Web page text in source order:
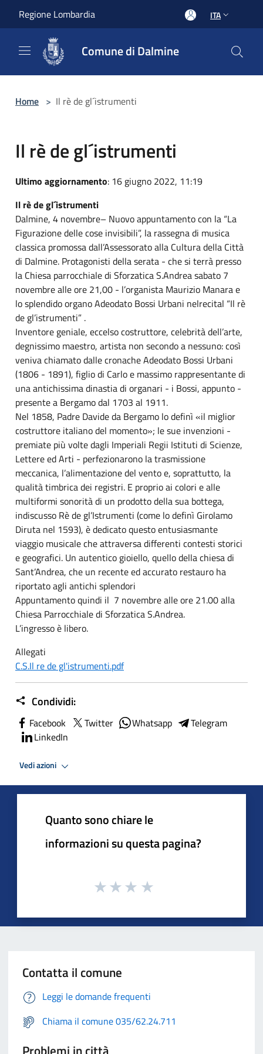
Regione Lombardia ITA
Comune di Dalmine
Home > Il rè de gl´istrumenti
Il rè de gl´istrumenti
Ultimo aggiornamento: 16 giugno 2022, 11:19
Il rè de gl´istrumenti
Dalmine, 4 novembre– Nuovo appuntamento con la “La
Figurazione delle cose invisibili”, la rassegna di musica
classica promossa dall’Assessorato alla Cultura della Città
di Dalmine. Protagonisti della serata - che si terrà presso
la Chiesa parrocchiale di Sforzatica S.Andrea sabato 7
novembre alle ore 21,00 - l’organista Maurizio Manara e
lo splendido organo Adeodato Bossi Urbani nelrecital “Il rè
de gl’istrumenti” .
Inventore geniale, eccelso costruttore, celebrità dell’arte,
degnissimo maestro, artista non secondo a nessuno: così
veniva chiamato dalle cronache Adeodato Bossi Urbani
(1806 - 1891), figlio di Carlo e massimo rappresentante di
una antichissima dinastia di organari - i Bossi, appunto -
presente a Bergamo dal 1703 al 1911.
Nel 1858, Padre Davide da Bergamo lo definì «il miglior
costruttore italiano del momento»; le sue invenzioni -
premiate più volte dagli Imperiali Regii Istituti di Scienze,
Lettere ed Arti - perfezionarono la trasmissione
meccanica, l’alimentazione del vento e, soprattutto, la
qualità timbrica dei registri. E proprio ai colori e alle
multiformi sonorità di un prodotto della sua bottega,
indiscusso Rè de gl’Istrumenti (come lo definì Girolamo
Diruta nel 1593), è dedicato questo entusiasmante
viaggio musicale che attraversa differenti contesti storici
e geografici. Un autentico gioiello, quello della chiesa di
Sant’Andrea, che un recente ed accurato restauro ha
riportato agli antichi splendori
Appuntamento quindi il 7 novembre alle ore 21.00 alla
Chiesa Parrocchiale di Sforzatica S.Andrea.
L’ingresso è libero.
Allegati
C.S.Il re de gl'istrumenti.pdf
Condividi:
Facebook Twitter Whatsapp
Telegram
LinkedIn
Vedi azioni
Quanto sono chiare le
informazioni su questa pagina?
Contatta il comune
Leggi le domande frequenti
Chiama il comune 035/62.24.711